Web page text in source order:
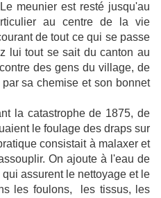
meunier est resté jusqu'au
au centre de la vie
de tout ce qui se passe
lui tout se sait du canton au
des gens du village, de
sa chemise et son bonnet
catastrophe de 1875, de
le foulage des draps sur
consistait à malaxer et
On ajoute à l'eau de
assurent le nettoyage et le
les foulons, les tissus, les